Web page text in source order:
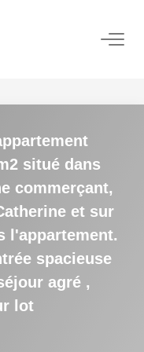
situé dans
commerçant,
et sur
l'appartement.
spacieuse
agré ,
lot